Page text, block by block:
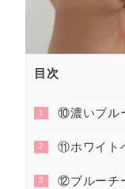
目次
1 ⑩濃いブル
2 ⑪ホワイト
3 ⑫ブルーチ